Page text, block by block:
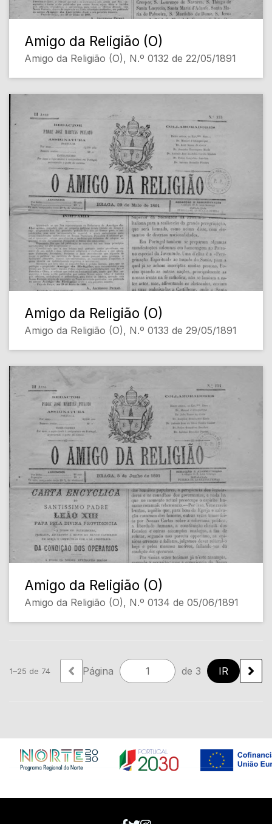
Amigo da Religião (O)
Amigo da Religião (O), N.º 0132 de 22/05/1891
Amigo da Religião (O)
Amigo da Religião (O), N.º 0133 de 29/05/1891
Amigo da Religião (O)
Amigo da Religião (O), N.º 0134 de 05/06/1891
1–25 de 74 Página de 3